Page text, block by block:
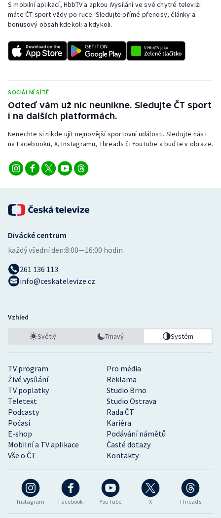
Rychlostní kanoistika
Sportovní střelba
Stolní tenis
Triatlon
Veslování
Volejbal
S mobilní aplikací, HbbTV a apkou iVysílání ve své chytré televizi
máte ČT sport vždy po ruce. Sledujte přímé přenosy, články a
bonusový obsah kdekoli a kdykoli.
SOCIÁLNÍ SÍTĚ
Odteď vám už nic neunikne. Sledujte ČT sport
i na dalších platformách.
Nenechte si nikde ujít nejnovější sportovní události. Sledujte nás i
na Facebooku, X, Instagramu, Threads či YouTube a buďte v obraze.
Instagram Facebook YouTube X Threads
TV program
Pro média
Živé vysílání
Reklama
TV poplatky
Studio Brno
Teletext
Studio Ostrava
Podcasty
Rada ČT
Počasí
Kariéra
E-shop
Podávání námětů
Mobilní a TV aplikace
Časté dotazy
Vše o ČT
Kontakty
Divácké centrum
každý všední den:8:00—16:00 hodin
261 136 113
info@ceskatelevize.cz
Vzhled
Světlý Tmavý Systém